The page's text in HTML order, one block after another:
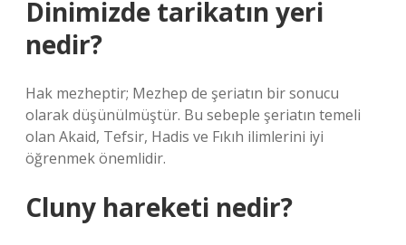
Dinimizde tarikatın yeri
nedir?
Hak mezheptir; Mezhep de şeriatın bir sonucu
olarak düşünülmüştür. Bu sebeple şeriatın temeli
olan Akaid, Tefsir, Hadis ve Fıkıh ilimlerini iyi
öğrenmek önemlidir.
Cluny hareketi nedir?